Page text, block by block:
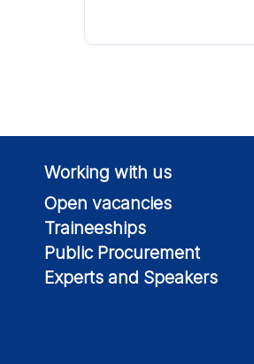
Working with us
Open vacancies
Traineeships
Public Procurement
Experts and Speakers